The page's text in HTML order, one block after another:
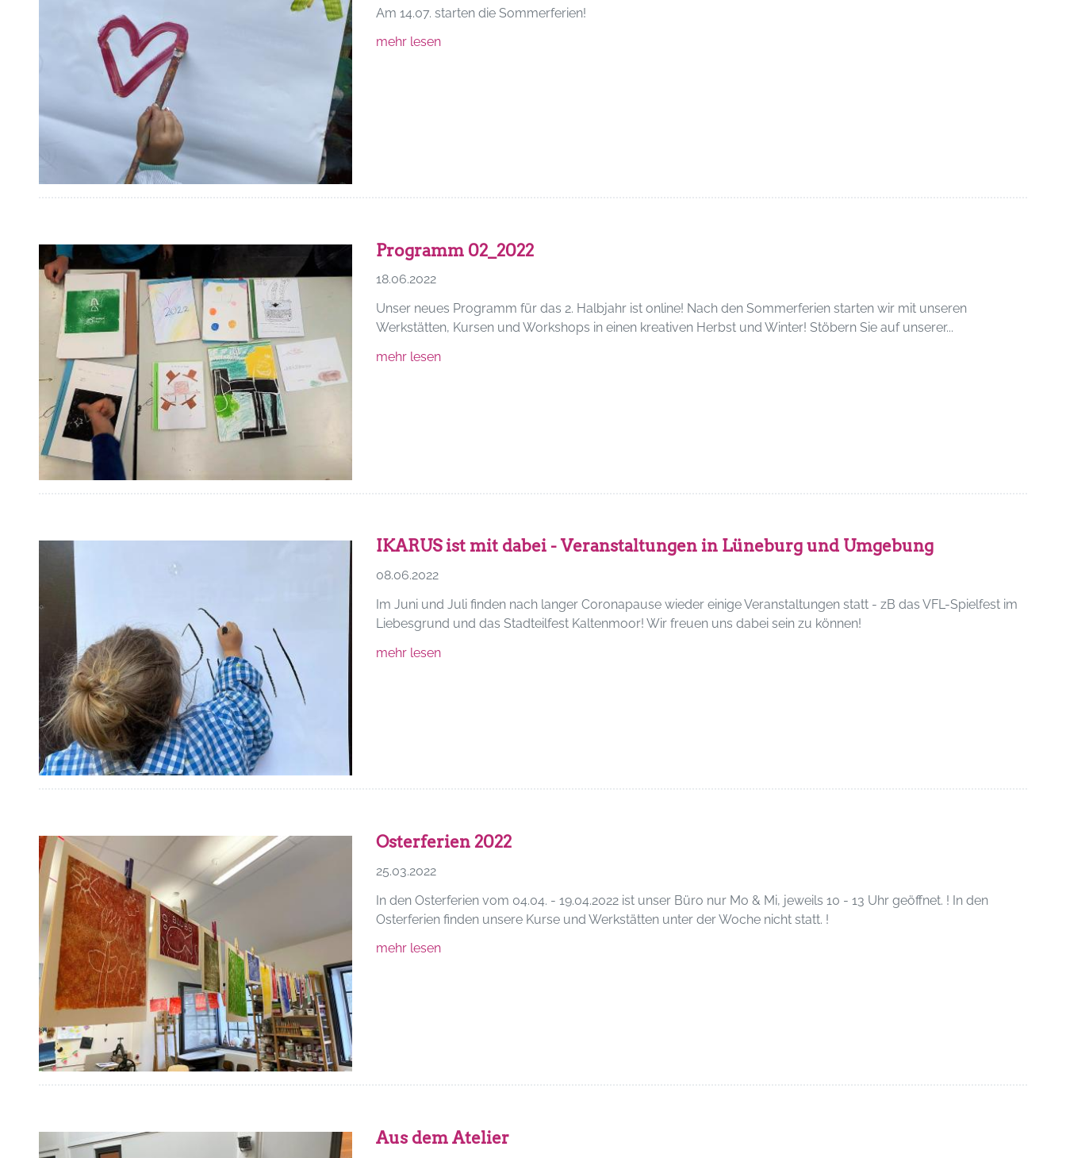
Am 14.07. starten die Sommerferien!
mehr lesen
Programm 02_2022
18.06.2022
Unser neues Programm für das 2. Halbjahr ist online! Nach den Sommerferien starten wir mit unseren
Werkstätten, Kursen und Workshops in einen kreativen Herbst und Winter! Stöbern Sie auf unserer...
mehr lesen
IKARUS ist mit dabei - Veranstaltungen in Lüneburg und Umgebung
08.06.2022
Im Juni und Juli finden nach langer Coronapause wieder einige Veranstaltungen statt - zB das VFL-Spielfest im
Liebesgrund und das Stadteilfest Kaltenmoor! Wir freuen uns dabei sein zu können!
mehr lesen
Osterferien 2022
25.03.2022
In den Osterferien vom 04.04. - 19.04.2022 ist unser Büro nur Mo & Mi, jeweils 10 - 13 Uhr geöffnet. ! In den
Osterferien finden unsere Kurse und Werkstätten unter der Woche nicht statt. !
mehr lesen
Aus dem Atelier